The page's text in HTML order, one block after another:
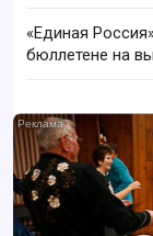
«Единая
бюллетене на